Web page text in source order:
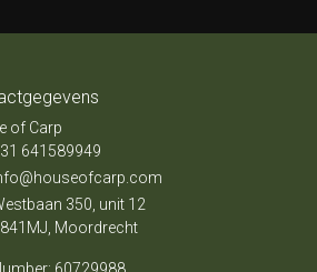
of Carp
641589949
350, unit 12
Moordrecht